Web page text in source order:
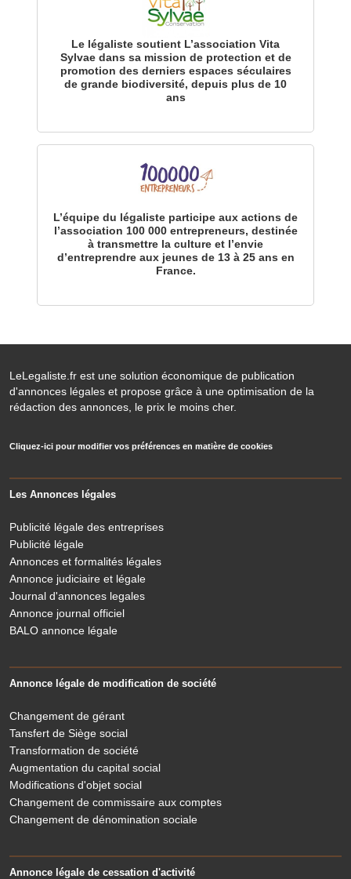
Le légaliste soutient L’association Vita
Sylvae dans sa mission de protection et de
promotion des derniers espaces séculaires
de grande biodiversité, depuis plus de 10
ans
L’équipe du légaliste participe aux actions de
l’association 100 000 entrepreneurs, destinée
à transmettre la culture et l’envie
d’entreprendre aux jeunes de 13 à 25 ans en
France.
LeLegaliste.fr est une solution économique de publication
d'annonces légales et propose grâce à une optimisation de la
rédaction des annonces, le prix le moins cher.
Cliquez-ici pour modifier vos préférences en matière de cookies
Les Annonces légales
Publicité légale des entreprises
Publicité légale
Annonces et formalités légales
Annonce judiciaire et légale
Journal d'annonces legales
Annonce journal officiel
BALO annonce légale
Annonce légale de modification de société
Changement de gérant
Tansfert de Siège social
Transformation de société
Augmentation du capital social
Modifications d'objet social
Changement de commissaire aux comptes
Changement de dénomination sociale
Annonce légale de cessation d'activité